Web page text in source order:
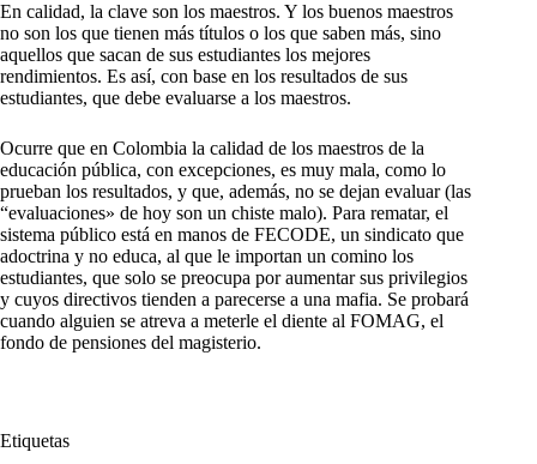
En calidad, la clave son los maestros. Y los buenos maestros
no son los que tienen más títulos o los que saben más, sino
aquellos que sacan de sus estudiantes los mejores
rendimientos. Es así, con base en los resultados de sus
estudiantes, que debe evaluarse a los maestros.
Ocurre que en Colombia la calidad de los maestros de la
educación pública, con excepciones, es muy mala, como lo
prueban los resultados, y que, además, no se dejan evaluar (las
“evaluaciones» de hoy son un chiste malo). Para rematar, el
sistema público está en manos de FECODE, un sindicato que
adoctrina y no educa, al que le importan un comino los
estudiantes, que solo se preocupa por aumentar sus privilegios
y cuyos directivos tienden a parecerse a una mafia. Se probará
cuando alguien se atreva a meterle el diente al FOMAG, el
fondo de pensiones del magisterio.
Etiquetas